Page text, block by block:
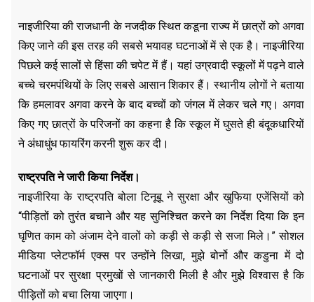
नाइजीरिया की राजधानी के नजदीक स्थित कडूना राज्य में छात्रों को अगवा
किए जाने की इस तरह की सबसे भयावह घटनाओं में से एक है। नाइजीरिया
पिछले कई सालों से हिंसा की चपेट में हैं। यहां उग्रवादी स्कूलों में पढ़ने वाले
बच्चे चरमपंथियों के लिए सबसे आसान शिकार हैं। स्थानीय लोगों ने बताया
कि हमलावर अगवा करने के बाद बच्चों को जंगल में लेकर चले गए। अगवा
किए गए छात्रों के परिजनों का कहना है कि स्कूल में घुसते ही बंदूकधारियों
ने अंधाधुंध फायरिंग करनी शुरू कर दी।
राष्ट्रपति ने जारी किया निर्देश।
नाइजीरिया के राष्ट्रपति बोला टिनूबू ने सुरक्षा और खुफिया एजेंसियों को
“पीड़ितों को तुरंत बचाने और यह सुनिश्चित करने का निर्देश दिया कि इन
घृणित काम को अंजाम देने वालों को कड़ी से कड़ी से सजा मिले।” सोशल
मीडिया प्लेटफॉर्म एक्स पर उन्होंने लिखा, मुझे बोर्नो और कडुना में दो
घटनाओं पर सुरक्षा प्रमुखों से जानकारी मिली है और मुझे विश्वास है कि
पीड़ितों को बचा लिया जाएगा।